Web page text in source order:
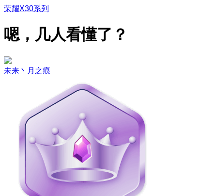
荣耀X30系列
嗯，几人看懂了？
未来丶月之痕